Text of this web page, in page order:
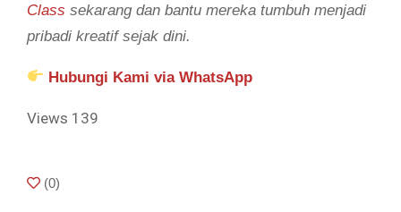
Class sekarang dan bantu mereka tumbuh menjadi
pribadi kreatif sejak dini.
Hubungi Kami via WhatsApp
Views 139
2025-
(0)